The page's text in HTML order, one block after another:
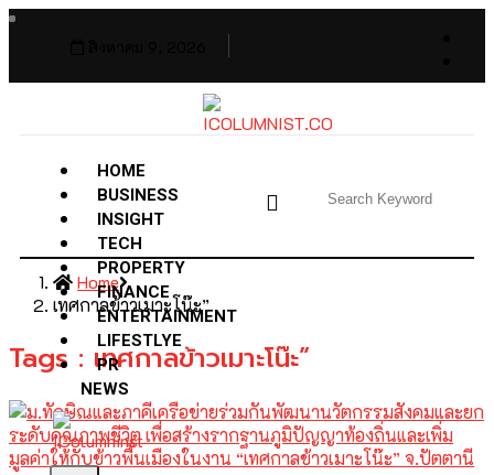
HOME
BUSINESS
INSIGHT
TECH
PROPERTY
FINANCE
ENTERTAINMENT
LIFESTLYE
PR
NEWS
Home
เทศกาลข้าวเมาะโน๊ะ”
Tags : เทศกาลข้าวเมาะโน๊ะ”